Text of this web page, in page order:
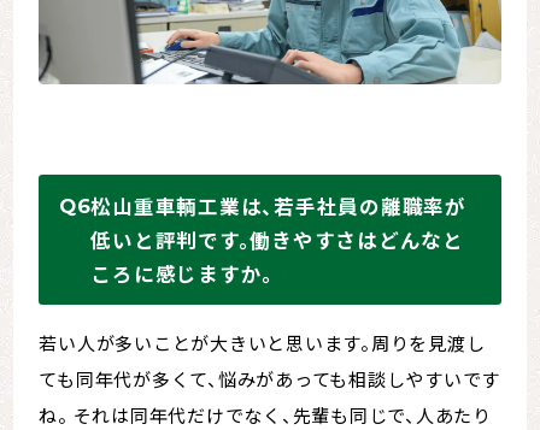
松山重車輌工業は、若手社員の離職率が
低いと評判です。働きやすさはどんなと
ころに感じますか。
若い人が多いことが大きいと思います。周りを見渡し
ても同年代が多くて、悩みがあっても相談しやすいです
ね。 それは同年代だけでなく、先輩も同じで、人あたり